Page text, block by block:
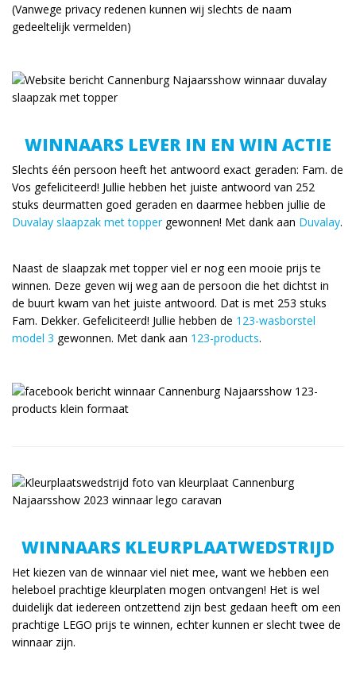
(Vanwege privacy redenen kunnen wij slechts de naam
gedeeltelijk vermelden)
WINNAARS LEVER IN EN WIN ACTIE
Slechts één persoon heeft het antwoord exact geraden: Fam. de
Vos gefeliciteerd! Jullie hebben het juiste antwoord van 252
stuks deurmatten goed geraden en daarmee hebben jullie de
Duvalay slaapzak met toppergewonnen! Met dank aan Duvalay.
Naast de slaapzak met topper viel er nog een mooie prijs te
winnen. Deze geven wij weg aan de persoon die het dichtst in
de buurt kwam van het juiste antwoord. Dat is met 253 stuks
Fam. Dekker. Gefeliciteerd! Jullie hebben de 123-wasborstel
model 3 gewonnen. Met dank aan 123-products.
WINNAARS KLEURPLAATWEDSTRIJD
Het kiezen van de winnaar viel niet mee, want we hebben een
heleboel prachtige kleurplaten mogen ontvangen! Het is wel
duidelijk dat iedereen ontzettend zijn best gedaan heeft om een
prachtige LEGO prijs te winnen, echter kunnen er slecht twee de
winnaar zijn.